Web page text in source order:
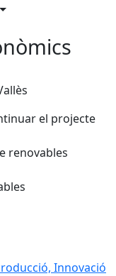
el projecte
renovables
Innovació